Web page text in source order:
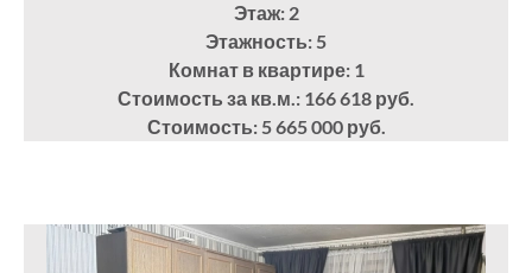
Этаж: 2
Этажность: 5
Комнат в квартире: 1
Стоимость за кв.м.: 166 618 руб.
Стоимость: 5 665 000 руб.